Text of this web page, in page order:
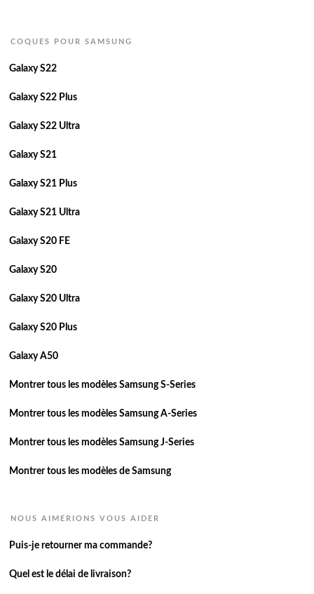
COQUES POUR SAMSUNG
Galaxy S22
Galaxy S22 Plus
Galaxy S22 Ultra
Galaxy S21
Galaxy S21 Plus
Galaxy S21 Ultra
Galaxy S20 FE
Galaxy S20
Galaxy S20 Ultra
Galaxy S20 Plus
Galaxy A50
Montrer tous les modèles Samsung S-Series
Montrer tous les modèles Samsung A-Series
Montrer tous les modèles Samsung J-Series
Montrer tous les modèles de Samsung
NOUS AIMERIONS VOUS AIDER
Puis-je retourner ma commande?
Quel est le délai de livraison?